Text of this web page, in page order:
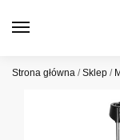
Strona główna /Sklep /